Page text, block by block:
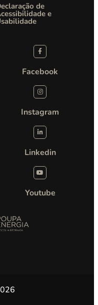
de
e
Facebook
Instagram
Linkedin
Youtube